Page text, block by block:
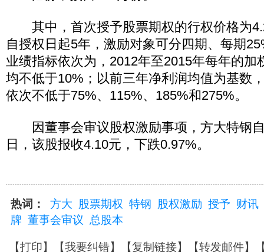
其中，首次授予股票期权的行权价格为
自授权日起5年，激励对象可分四期、每期
业绩指标依次为，2012年至2015年每年的加
均不低于10%；以前三年净利润均值为基数
依次不低于75%、115%、185%和275%。
因董事会审议股权激励事项，方大特钢自
日，该股报收4.10元，下跌0.97%。
热词： 方大 股票期权 特钢 股权激励 授予 财讯
牌 董事会审议 总股本
【打印】【我要纠错】【复制链接】【转发邮件】